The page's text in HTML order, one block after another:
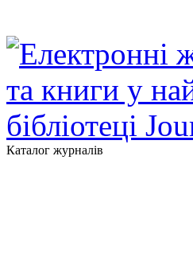
Каталог журналів